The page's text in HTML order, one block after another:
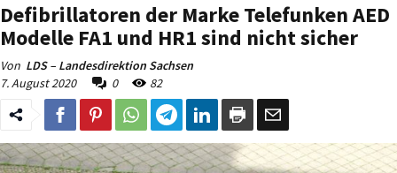
Defibrillatoren der Marke Telefunken AED
Modelle FA1 und HR1 sind nicht sicher
Von LDS – Landesdirektion Sachsen
7. August 2020
0 82